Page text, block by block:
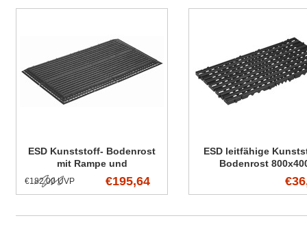
ESD Kunststoff- Bodenrost
mit Rampe und
Eckverbindung€195,64
€182,00 UVP
ESD leitfähige
Bodenrost